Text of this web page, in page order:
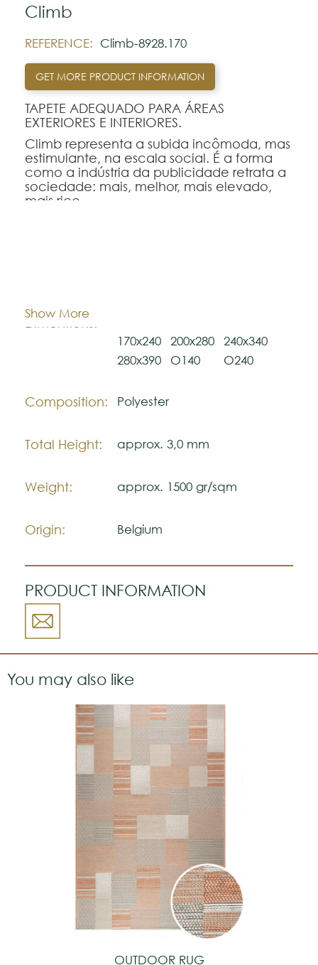
Climb
REFERENCE: Climb-8928.170
GET MORE PRODUCT INFORMATION
TAPETE ADEQUADO PARA ÁREAS
EXTERIORES E INTERIORES.
Climb representa a subida incômoda, mas
estimulante, na escala social. É a forma
como a indústria da publicidade retrata a
sociedade: mais, melhor, mais elevado,
mais rico …
may vary with respect to how they look
natural.
Please visit one Tricana Store to ensure
color accuracy.
Show More
Dimentions:
170x240
200x280
240x340
280x390
O140 O240
Composition: Polyester
Total Height: approx. 3,0 mm
Weight: approx. 1500 gr/sqm
Origin: Belgium
PRODUCT INFORMATION
You may also like
OUTDOOR RUG